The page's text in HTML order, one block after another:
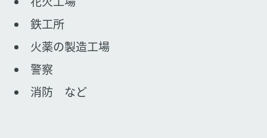
鉄工所
火薬の製造工場
警察
消防 など